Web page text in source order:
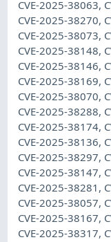
CVE-2025-38063,
CVE-2025-38270,
CVE-2025-38073,
CVE-2025-38148,
CVE-2025-38146,
CVE-2025-38169,
CVE-2025-38070,
CVE-2025-38288,
CVE-2025-38174,
CVE-2025-38136,
CVE-2025-38297,
CVE-2025-38147,
CVE-2025-38281,
CVE-2025-38057,
CVE-2025-38167,
CVE-2025-38317,